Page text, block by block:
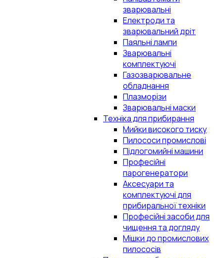
зварювальні
Електроди та
зварювальний дріт
Паяльні лампи
Зварювальні
комплектуючі
Газозварювальне
обладнання
Плазморізи
Зварювальні маски
Техніка для прибирання
Мийки високого тиску
Пилососи промислові
Підлогомийні машини
Професійні
парогенератори
Аксесуари та
комплектуючі для
прибиральної техніки
Професійні засоби для
чищення та догляду
Мішки до промислових
пилососів